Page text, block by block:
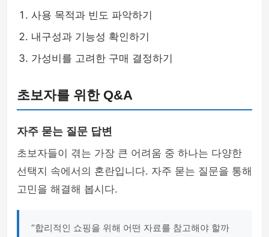
사용 목적과 빈도 파악하기
내구성과 기능성 확인하기
가성비를 고려한 구매 결정하기
초보자를 위한 Q&A
자주 묻는 질문 답변
초보자들이 겪는 가장 큰 어려움 중 하나는 다양한
선택지 속에서의 혼란입니다. 자주 묻는 질문을 통해
고민을 해결해 봅시다.
“합리적인 쇼핑을 위해 어떤 자료를 참고해야 할까